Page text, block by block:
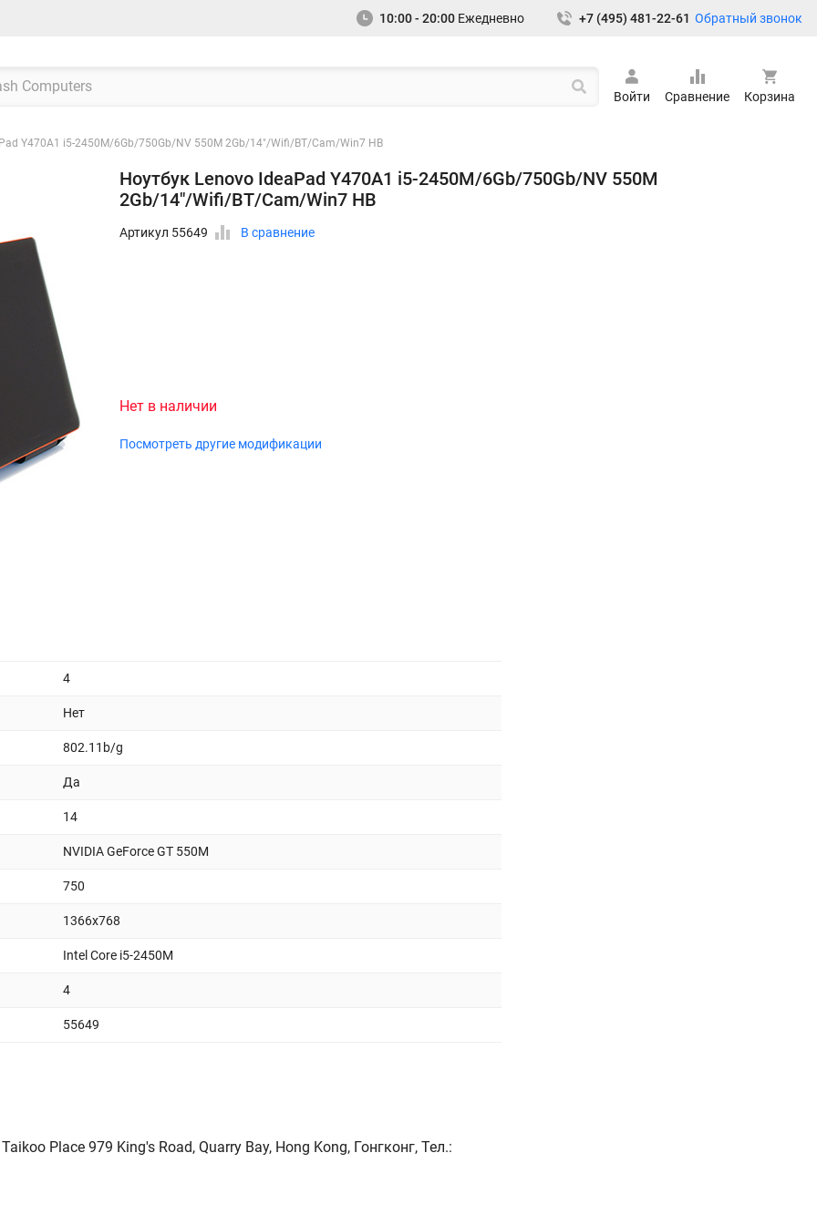
10:00 - 20:00 Ежедневно +7 (495) 481-22-61 Обратный звонок
Войти Сравнение Корзина
Y470A1 i5-2450M/6Gb/750Gb/NV 550M 2Gb/14"/Wifi/BT/Cam/Win7 HB
Ноутбук Lenovo IdeaPad Y470A1 i5-2450M/6Gb/750Gb/NV 550M
2Gb/14"/Wifi/BT/Cam/Win7 HB
Артикул 55649 В сравнение
Нет в наличии
Посмотреть другие модификации
4
Нет
802.11b/g
Да
14
NVIDIA GeForce GT 550M
750
1366x768
Intel Core i5-2450M
4
55649
Place 979 King's Road, Quarry Bay, Hong Kong, Гонгконг, Тел.: